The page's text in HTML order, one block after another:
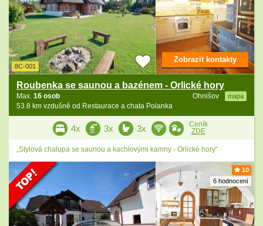
8C-001
Roubenka se saunou a bazénem - Orlické hory
Ohnišov mapa
Max. 16 osob
53.8 km vzdušně od Restaurace a chata Polanka
Zobrazit kontakty
4x 3x 3x
Ceník
ZDE
„Stylová chalupa se saunou a kachlovými kamny - Orlické hory“
10
6 hodnocení